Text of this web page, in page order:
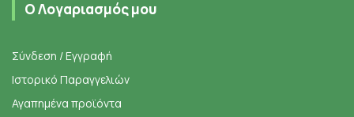
Ο Λογαριασμός μου
Σύνδεση / Εγγραφή
Ιστορικό Παραγγελιών
Αγαπημένα προϊόντα